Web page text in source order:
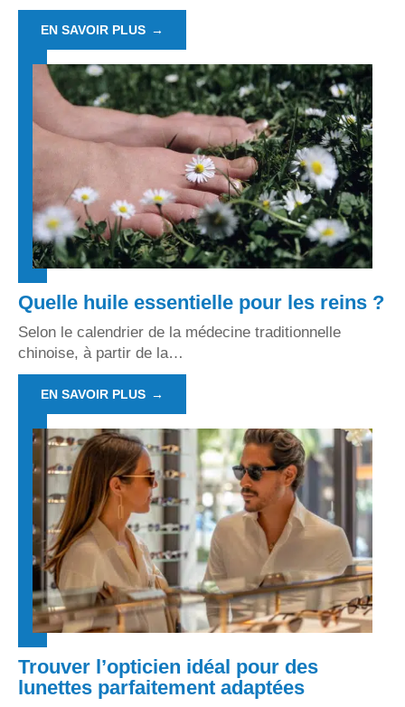
EN SAVOIR PLUS
Quelle huile essentielle pour les reins ?
Selon le calendrier de la médecine traditionnelle
chinoise, à partir de la…
EN SAVOIR PLUS
Trouver l’opticien idéal pour des
lunettes parfaitement adaptées